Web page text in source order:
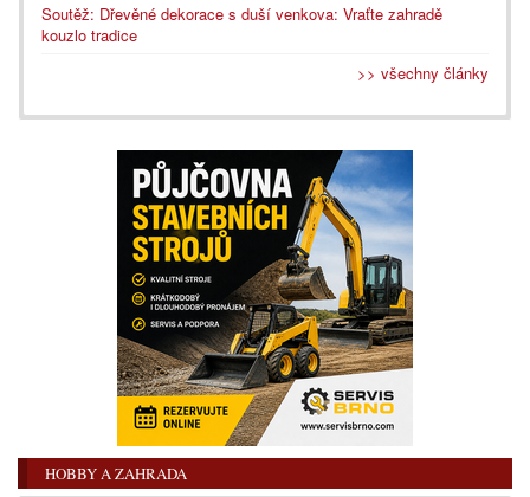
Soutěž: Dřevěné dekorace s duší venkova: Vraťte zahradě
kouzlo tradice
>> všechny články
HOBBY A ZAHRADA